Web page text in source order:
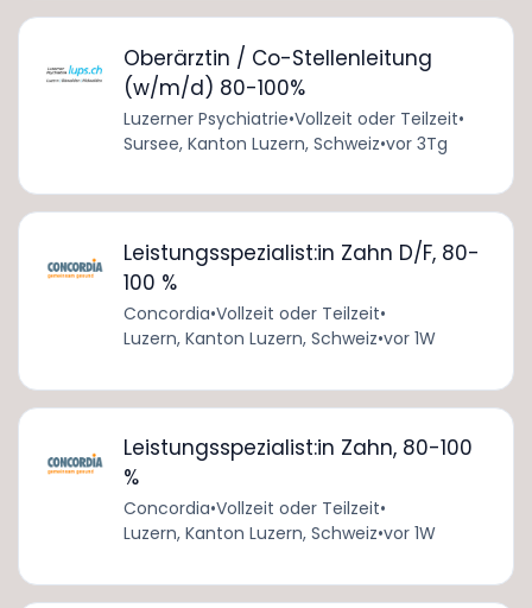
Oberärztin / Co-Stellenleitung
(w/m/d) 80-100%
Luzerner Psychiatrie•Vollzeit oder Teilzeit•
Sursee, Kanton Luzern, Schweiz•vor 3Tg
Leistungsspezialist:in Zahn D/F, 80-
100 %
Concordia•Vollzeit oder Teilzeit•
Luzern, Kanton Luzern, Schweiz•vor 1W
Leistungsspezialist:in Zahn, 80-100
%
Concordia•Vollzeit oder Teilzeit•
Luzern, Kanton Luzern, Schweiz•vor 1W